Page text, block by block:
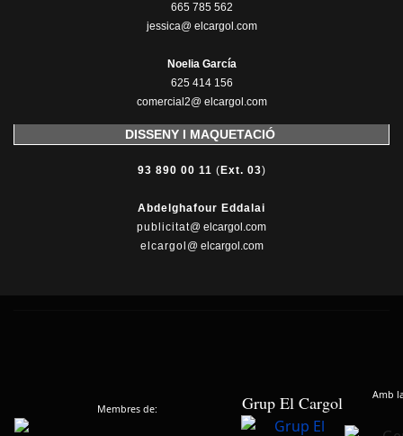
665 785 562
jessica@ elcargol.com
Noelia García
625 414 156
comercial2@ elcargol.com
DISSENY I MAQUETACIÓ
93 890 00 11 ( Ext. 03)
Abdelghafour Eddalai
publicitat@ elcargol.com
elcargol @ elcargol.com
Membres de: Grup El Cargol Amb